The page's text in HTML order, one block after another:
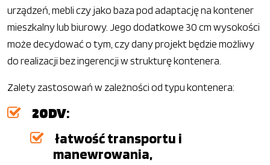
urządzeń, mebli czy jako baza pod adaptację na kontener
mieszkalny lub biurowy. Jego dodatkowe 30 cm wysokości
może decydować o tym, czy dany projekt będzie możliwy
do realizacji bez ingerencji w strukturę kontenera.
Zalety zastosowań w zależności od typu kontenera:
20DV:
łatwość transportu i
manewrowania,